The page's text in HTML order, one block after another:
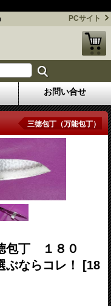
PCサイト
お問い合せ
三徳包丁（万能包丁）
包丁 １８０
ならコレ！
[18